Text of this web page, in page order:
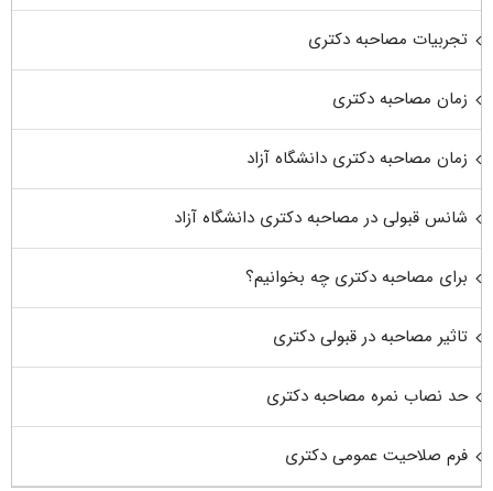
تجربیات مصاحبه دکتری
زمان مصاحبه دکتری
زمان مصاحبه دکتری دانشگاه آزاد
شانس قبولی در مصاحبه دکتری دانشگاه آزاد
برای مصاحبه دکتری چه بخوانیم؟
تاثیر مصاحبه در قبولی دکتری
حد نصاب نمره مصاحبه دکتری
فرم صلاحیت عمومی دکتری